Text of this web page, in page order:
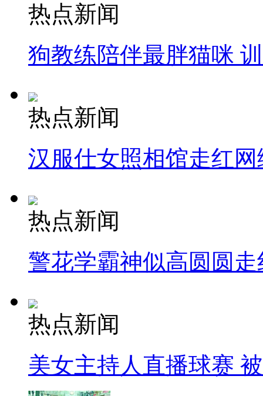
热点新闻
狗教练陪伴最胖猫咪
热点新闻
汉服仕女照相馆走红网
热点新闻
警花学霸神似高圆圆走
热点新闻
美女主持人直播球赛